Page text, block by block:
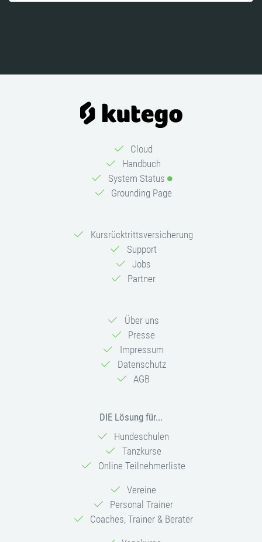
Cloud
Handbuch
System Status
Grounding Page
Kursrücktrittsversicherung
Support
Jobs
Partner
Über uns
Presse
Impressum
Datenschutz
AGB
DIE Lösung für...
Hundeschulen
Tanzkurse
Online Teilnehmerliste
Vereine
Personal Trainer
Coaches, Trainer & Berater